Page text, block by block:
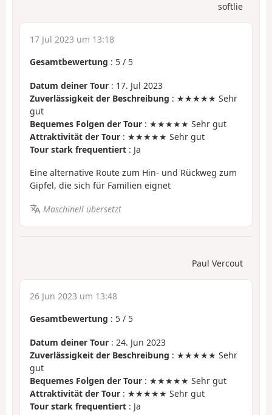
softlie
17 Jul 2023 um 13:18
Gesamtbewertung : 5 / 5
Datum deiner Tour : 17. Jul 2023
Zuverlässigkeit der Beschreibung : ★★★★★ Sehr
gut
Bequemes Folgen der Tour : ★★★★★ Sehr gut
Attraktivität der Tour : ★★★★★ Sehr gut
Tour stark frequentiert : Ja
Eine alternative Route zum Hin- und Rückweg zum
Gipfel, die sich für Familien eignet
Maschinell übersetzt
Paul Vercout
26 Jun 2023 um 13:48
Gesamtbewertung : 5 / 5
Datum deiner Tour : 24. Jun 2023
Zuverlässigkeit der Beschreibung : ★★★★★ Sehr
gut
Bequemes Folgen der Tour : ★★★★★ Sehr gut
Attraktivität der Tour : ★★★★★ Sehr gut
Tour stark frequentiert : Ja